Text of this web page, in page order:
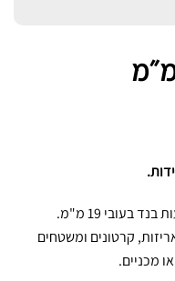
סגרים איכותיים וחזקים המתאימים לרצועות בנד בעובי 19 מ"מ.
קרטונים ומשטחים
מכניים.